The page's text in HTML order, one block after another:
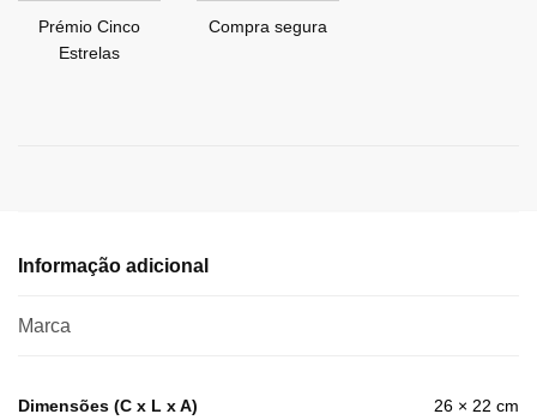
Prémio Cinco
Estrelas
Compra segura
Informação adicional
Marca
Dimensões (C x L x A) 26 × 22 cm